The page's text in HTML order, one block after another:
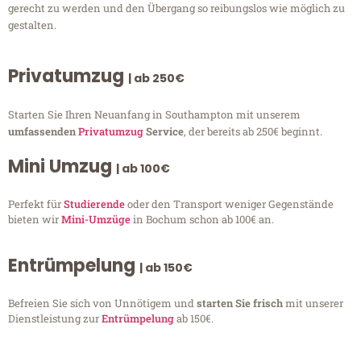
gerecht zu werden und den Übergang so reibungslos wie möglich zu
gestalten.
Privatumzug | ab 250€
Starten Sie Ihren Neuanfang in Southampton mit unserem
umfassendenPrivatumzugService, der bereits ab 250€ beginnt.
Mini Umzug | ab 100€
Perfekt fürStudierendeoder den Transport weniger Gegenstände
bieten wirMini-Umzügein Bochum schon ab 100€ an.
Entrümpelung | ab 150€
Befreien Sie sich von Unnötigem undstarten Sie frischmit unserer
Dienstleistung zurEntrümpelungab 150€.